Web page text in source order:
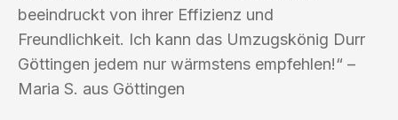
beeindruckt von ihrer Effizienz und
Freundlichkeit. Ich kann das Umzugskönig Durr
Göttingen jedem nur wärmstens empfehlen!“ –
Maria S. aus Göttingen